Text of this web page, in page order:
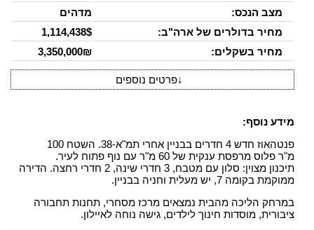
מצב הנכס:
מדהים
מחיר בדולרים של ארה"ב:
1,114,438$
מחיר בשקלים:
3,350,000₪
↓פרטים נוספים
מידע נוסף:
פנטהאוז חדש 4 חדרים בבניין אחרי תמ"א-38. השטח 100
מ"ר פלוס מרפסת ענקית של 60 מ"ר עם נוף פתוח לעיר.
תיכנון מצוין: סלון עם מטבח, 3 חדרי שינה, 2 חדרי רחצה. הדירה
ממוקמת בקומה 7, יש מעלית וחניה בבניין.
במרחק הליכה מהבית נמצאים מרכז מסחרי, תחנות תחבורה
ציבורית, מוסדות חינוך לילדים, גישה נוחה לאיילון.